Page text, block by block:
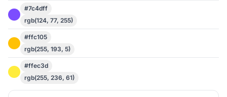
#7c4dff
rgb(124, 77, 255)
#ffc105
rgb(255, 193, 5)
#ffec3d
rgb(255, 236, 61)